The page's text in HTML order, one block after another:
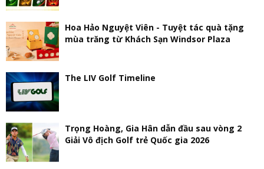
Hoa Hảo Nguyệt Viên - Tuyệt tác quà tặng
mùa trăng từ Khách Sạn Windsor Plaza
The LIV Golf Timeline
Trọng Hoàng, Gia Hân dẫn đầu sau vòng 2
Giải Vô địch Golf trẻ Quốc gia 2026